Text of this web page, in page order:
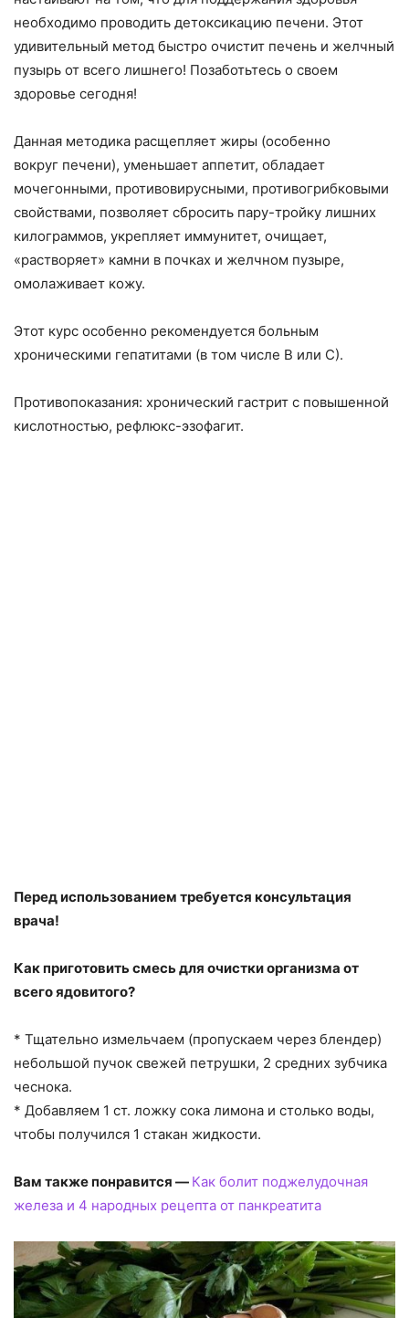
необходимо проводить детоксикацию печени. Этот
удивительный метод быстро очистит печень и желчный
пузырь от всего лишнего! Позаботьтесь о своем
здоровье сегодня!
Данная методика расщепляет жиры (особенно
вокруг печени), уменьшает аппетит, обладает
мочегонными, противовирусными, противогрибковыми
свойствами, позволяет сбросить пару-тройку лишних
килограммов, укрепляет иммунитет, очищает,
«растворяет» камни в почках и желчном пузыре,
омолаживает кожу.
Этот курс особенно рекомендуется больным
хроническими гепатитами (в том числе В или С).
Противопоказания: хронический гастрит с повышенной
кислотностью, рефлюкс-эзофагит.
Перед использованием требуется консультация
врача!
Как приготовить смесь для очистки организма от
всего ядовитого?
* Тщательно измельчаем (пропускаем через блендер)
небольшой пучок свежей петрушки, 2 средних зубчика
чеснока.
* Добавляем 1 ст. ложку сока лимона и столько воды,
чтобы получился 1 стакан жидкости.
Вам также понравится — Как болит поджелудочная
железа и 4 народных рецепта от панкреатита